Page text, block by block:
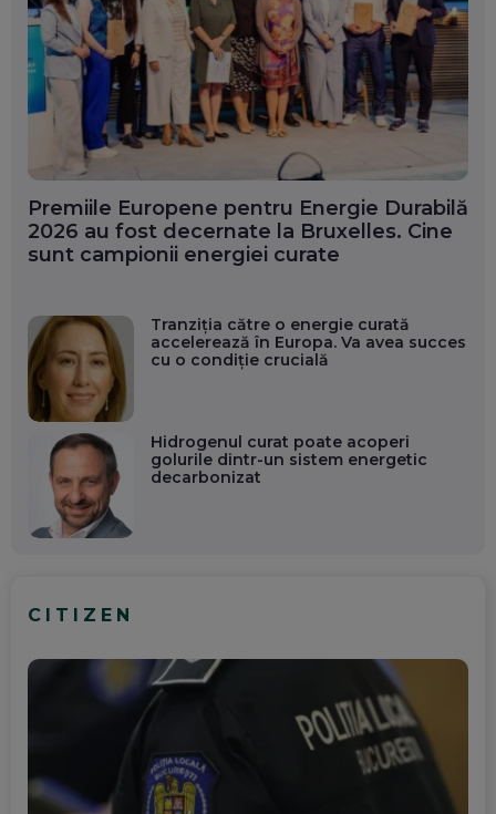
Premiile Europene pentru Energie Durabilă
2026 au fost decernate la Bruxelles. Cine
sunt campionii energiei curate
Tranziția către o energie curată
accelerează în Europa. Va avea succes
cu o condiție crucială
Hidrogenul curat poate acoperi
golurile dintr-un sistem energetic
decarbonizat
CITIZEN